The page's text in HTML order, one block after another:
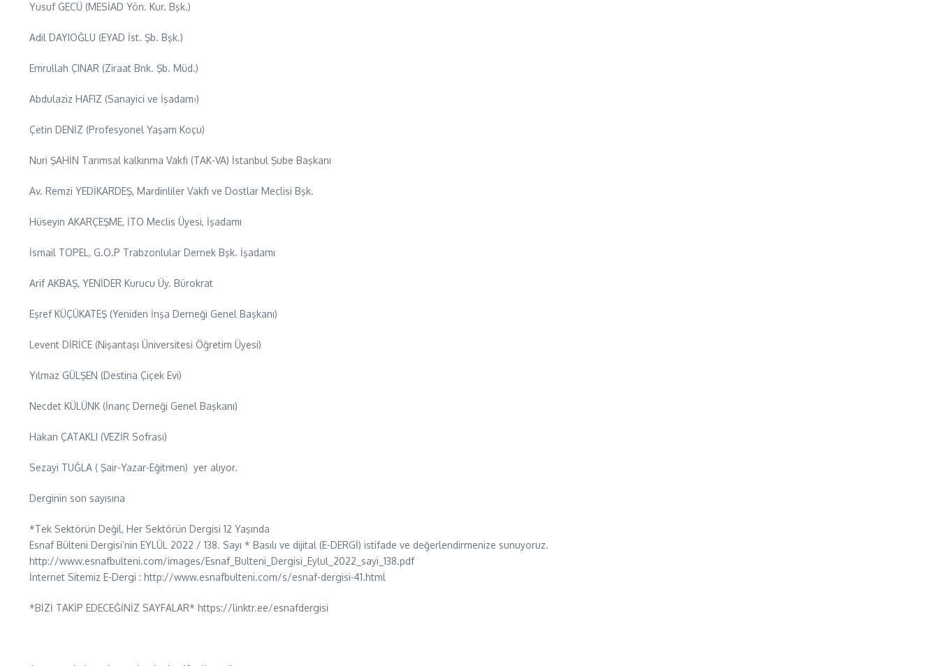
Yusuf GECÜ (MESİAD Yön. Kur. Bşk.)
Adil DAYIOĞLU (EYAD İst. Şb. Bşk.)
Emrullah ÇINAR (Ziraat Bnk. Şb. Müd.)
Abdulaziz HAFIZ (Sanayici ve İşadam›)
Çetin DENİZ (Profesyonel Yaşam Koçu)
Nuri ŞAHİN Tarımsal kalkınma Vakfı (TAK-VA) İstanbul Şube Başkanı
Av. Remzi YEDİKARDEŞ, Mardinliler Vakfı ve Dostlar Meclisi Bşk.
Hüseyin AKARÇEŞME, İTO Meclis Üyesi, İşadamı
İsmail TOPEL, G.O.P Trabzonlular Dernek Bşk. İşadamı
Arif AKBAŞ, YENİDER Kurucu Üy. Bürokrat
Eşref KÜÇÜKATEŞ (Yeniden İnşa Derneği Genel Başkanı)
Levent DİRİCE (Nişantaşı Üniversitesi Öğretim Üyesi)
Yılmaz GÜLŞEN (Destina Çiçek Evi)
Necdet KÜLÜNK (İnanç Derneği Genel Başkanı)
Hakan ÇATAKLI (VEZİR Sofrası)
Sezayi TUĞLA ( Şair-Yazar-Eğitmen) yer alıyor.
Derginin son sayısına
*Tek Sektörün Değil, Her Sektörün Dergisi 12 Yaşında
Esnaf Bülteni Dergisi’nin EYLÜL 2022 / 138. Sayı * Basılı ve dijital (E-DERGİ) istifade ve değerlendirmenize sunuyoruz.
http://www.esnafbulteni.com/images/Esnaf_Bulteni_Dergisi_Eylul_2022_sayi_138.pdf
İnternet Sitemiz E-Dergi : http://www.esnafbulteni.com/s/esnaf-dergisi-41.html
*BİZİ TAKİP EDECEĞİNİZ SAYFALAR* https://linktr.ee/esnafdergisi